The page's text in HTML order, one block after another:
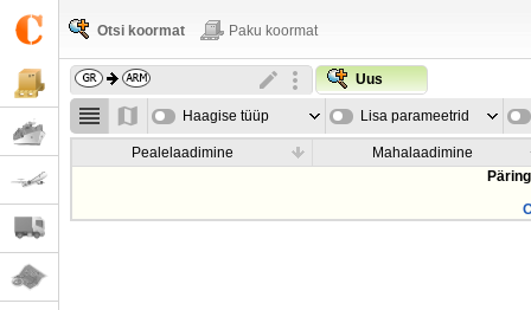
Otsi koormat Paku koormat
Uus
Haagise tüüp Lisa parameetrid
Pealelaadimine
Mahalaadimine